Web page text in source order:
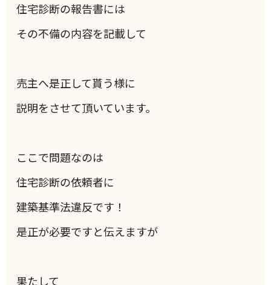
住宅診断の報告書には
その不備の内容を記載して
売主へ是正して貰う様に
説明をさせて頂いています。
ここで問題なのは
住宅診断の依頼者に
建築基準法違反です！
是正が必要ですと伝えますが
果たして